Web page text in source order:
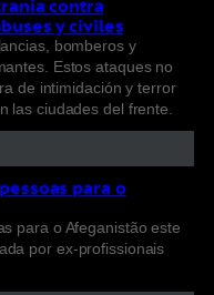
contra
y civiles
bomberos y
Estos ataques no
de intimidación y terror
las ciudades del frente.
para o
para o Afeganistão este
por ex-profissionais